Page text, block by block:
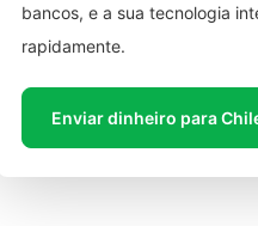
bancos, e a sua tecnologia
rapidamente.
Enviar dinheiro para